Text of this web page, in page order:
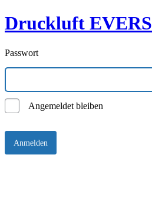
Druckluft EVERS
Passwort
Angemeldet bleiben